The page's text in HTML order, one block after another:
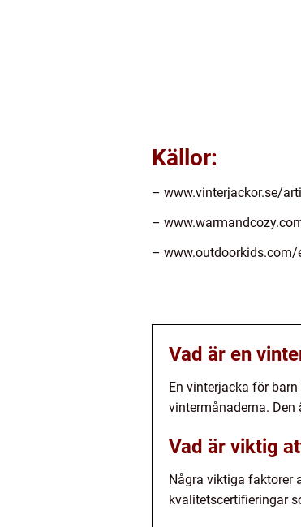
Källor:
– www.vinterjackor.se/
–
– www.outdoorkids.com/
Vad är en
En vinterjacka för
vintermånaderna.
Vad är viktig
Några viktiga faktorer
kvalitetscertifieringar